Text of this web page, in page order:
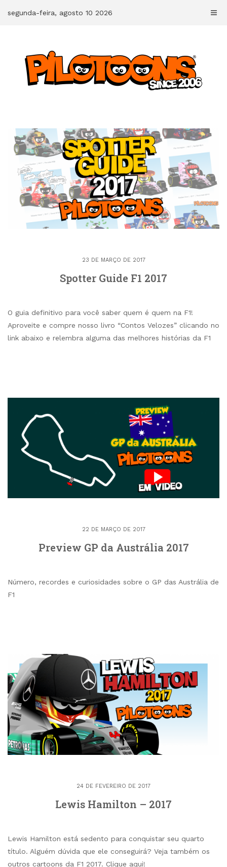
segunda-feira, agosto 10 2026
23 DE MARÇO DE 2017
Spotter Guide F1 2017
O guia definitivo para você saber quem é quem na F1!
Aproveite e compre nosso livro “Contos Velozes” clicando no
link abaixo e relembra alguma das melhores histórias da F1
22 DE MARÇO DE 2017
Preview GP da Austrália 2017
Número, recordes e curiosidades sobre o GP das Austrália de
F1
24 DE FEVEREIRO DE 2017
Lewis Hamilton – 2017
Lewis Hamilton está sedento para conquistar seu quarto
título. Alguém dúvida que ele conseguirá? Veja também os
outros cartoons da F1 2017. Clique aqui!